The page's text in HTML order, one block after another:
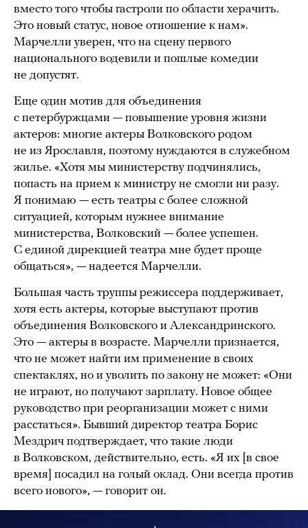
вместо того чтобы гастроли по области херачить.
Это новый статус, новое отношение к нам».
Марчелли уверен, что на сцену первого
национального водевили и пошлые комедии
не допустят.
Еще один мотив для объединения
с петербуржцами — повышение уровня жизни
актеров: многие актеры Волковского родом
не из Ярославля, поэтому нуждаются в служебном
жилье. «Хотя мы министерству подчинялись,
попасть на прием к министру не смогли ни разу.
Я понимаю — есть театры с более сложной
ситуацией, которым нужнее внимание
министерства, Волковский — более успешен.
С единой дирекцией театра мне будет проще
общаться», — надеется Марчелли.
Большая часть труппы режиссера поддерживает,
хотя есть актеры, которые выступают против
объединения Волковского и Александринского.
Это — актеры в возрасте. Марчелли признается,
что не может найти им применение в своих
спектаклях, но и уволить по закону не может: «Они
не играют, но получают зарплату. Новое общее
руководство при реорганизации может с ними
расстаться». Бывший директор театра Борис
Мездрич подтверждает, что такие люди
в Волковском, действительно, есть. «Я их [в свое
время] посадил на голый оклад. Они всегда против
всего нового», — говорит он.